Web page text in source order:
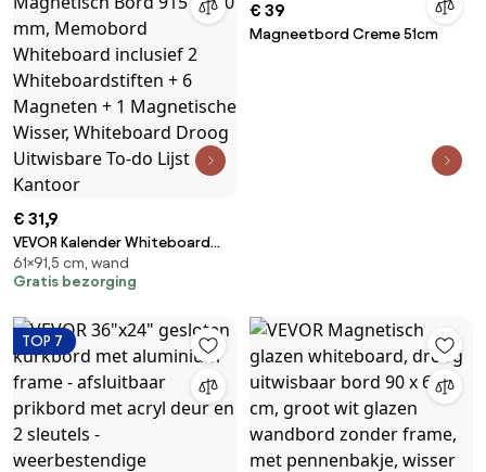
€ 31,9
VEVOR Kalender Whiteboard
Beschrijfbaar Magnetisch Bord
915 x 610 mm, Memobord
Whiteboardstiften + 6
Magneten + 1 Magnetische
Wisser, Whiteboard Droog
Uitwisbare To-do Lijst Kantoor
61×91,5 cm, wand
Gratis bezorging
€ 39
Magneetbord Creme 51cm
TOP 7